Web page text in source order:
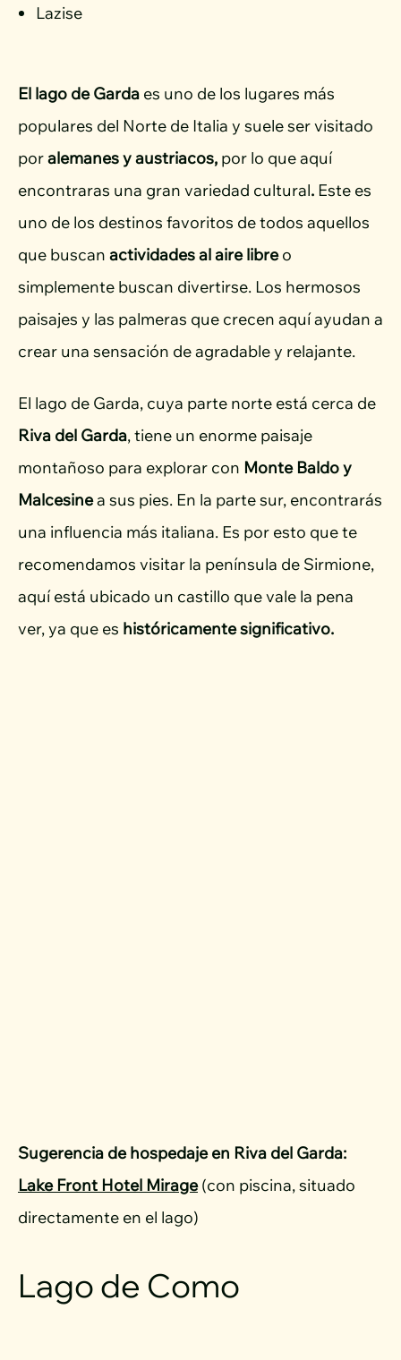
Lazise
El lago de Garda es uno de los lugares más
populares del Norte de Italia y suele ser visitado
poralemanes y austriacos, por lo que aquí
encontraras una gran variedad cultural. Este es
uno de los destinos favoritos de todos aquellos
que buscan actividades al aire libreo
simplemente buscan divertirse. Los hermosos
paisajes y las palmeras que crecen aquí ayudan a
crear una sensación de agradable y relajante.
El lago de Garda, cuya parte norte está cerca de
Riva del Garda, tiene un enorme paisaje
montañoso para explorar con Monte Baldo y
Malcesinea sus pies. En la parte sur, encontrarás
una influencia más italiana. Es por esto que te
recomendamos visitar la península de Sirmione,
aquí está ubicado un castillo que vale la pena
ver, ya que es históricamente significativo.
Sugerencia de hospedaje en Riva del Garda:
Lake Front Hotel Mirage(con piscina, situado
directamente en el lago)
Lago de Como